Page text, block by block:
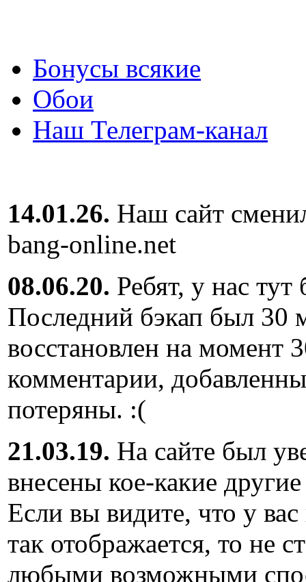
Бонусы всякие
Обои
Наш Телеграм-канал
14.01.26. Наш сайт
bang-online.net
08.06.20. Ребят, у нас
Последний бэкап был 30
восстановлен на
комментарии,
потеряны. :(
21.03.19. На сайте был
внесены кое-какие
Если вы видите, что у
так отображается, то не
любыми возможными